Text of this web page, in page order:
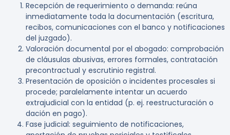
Recepción de requerimiento o demanda: reúna
inmediatamente toda la documentación (escritura,
recibos, comunicaciones con el banco y notificaciones
del juzgado).
Valoración documental por el abogado: comprobación
de cláusulas abusivas, errores formales, contratación
precontractual y escrutinio registral.
Presentación de oposición o incidentes procesales si
procede; paralelamente intentar un acuerdo
extrajudicial con la entidad (p. ej. reestructuración o
dación en pago).
Fase judicial: seguimiento de notificaciones,